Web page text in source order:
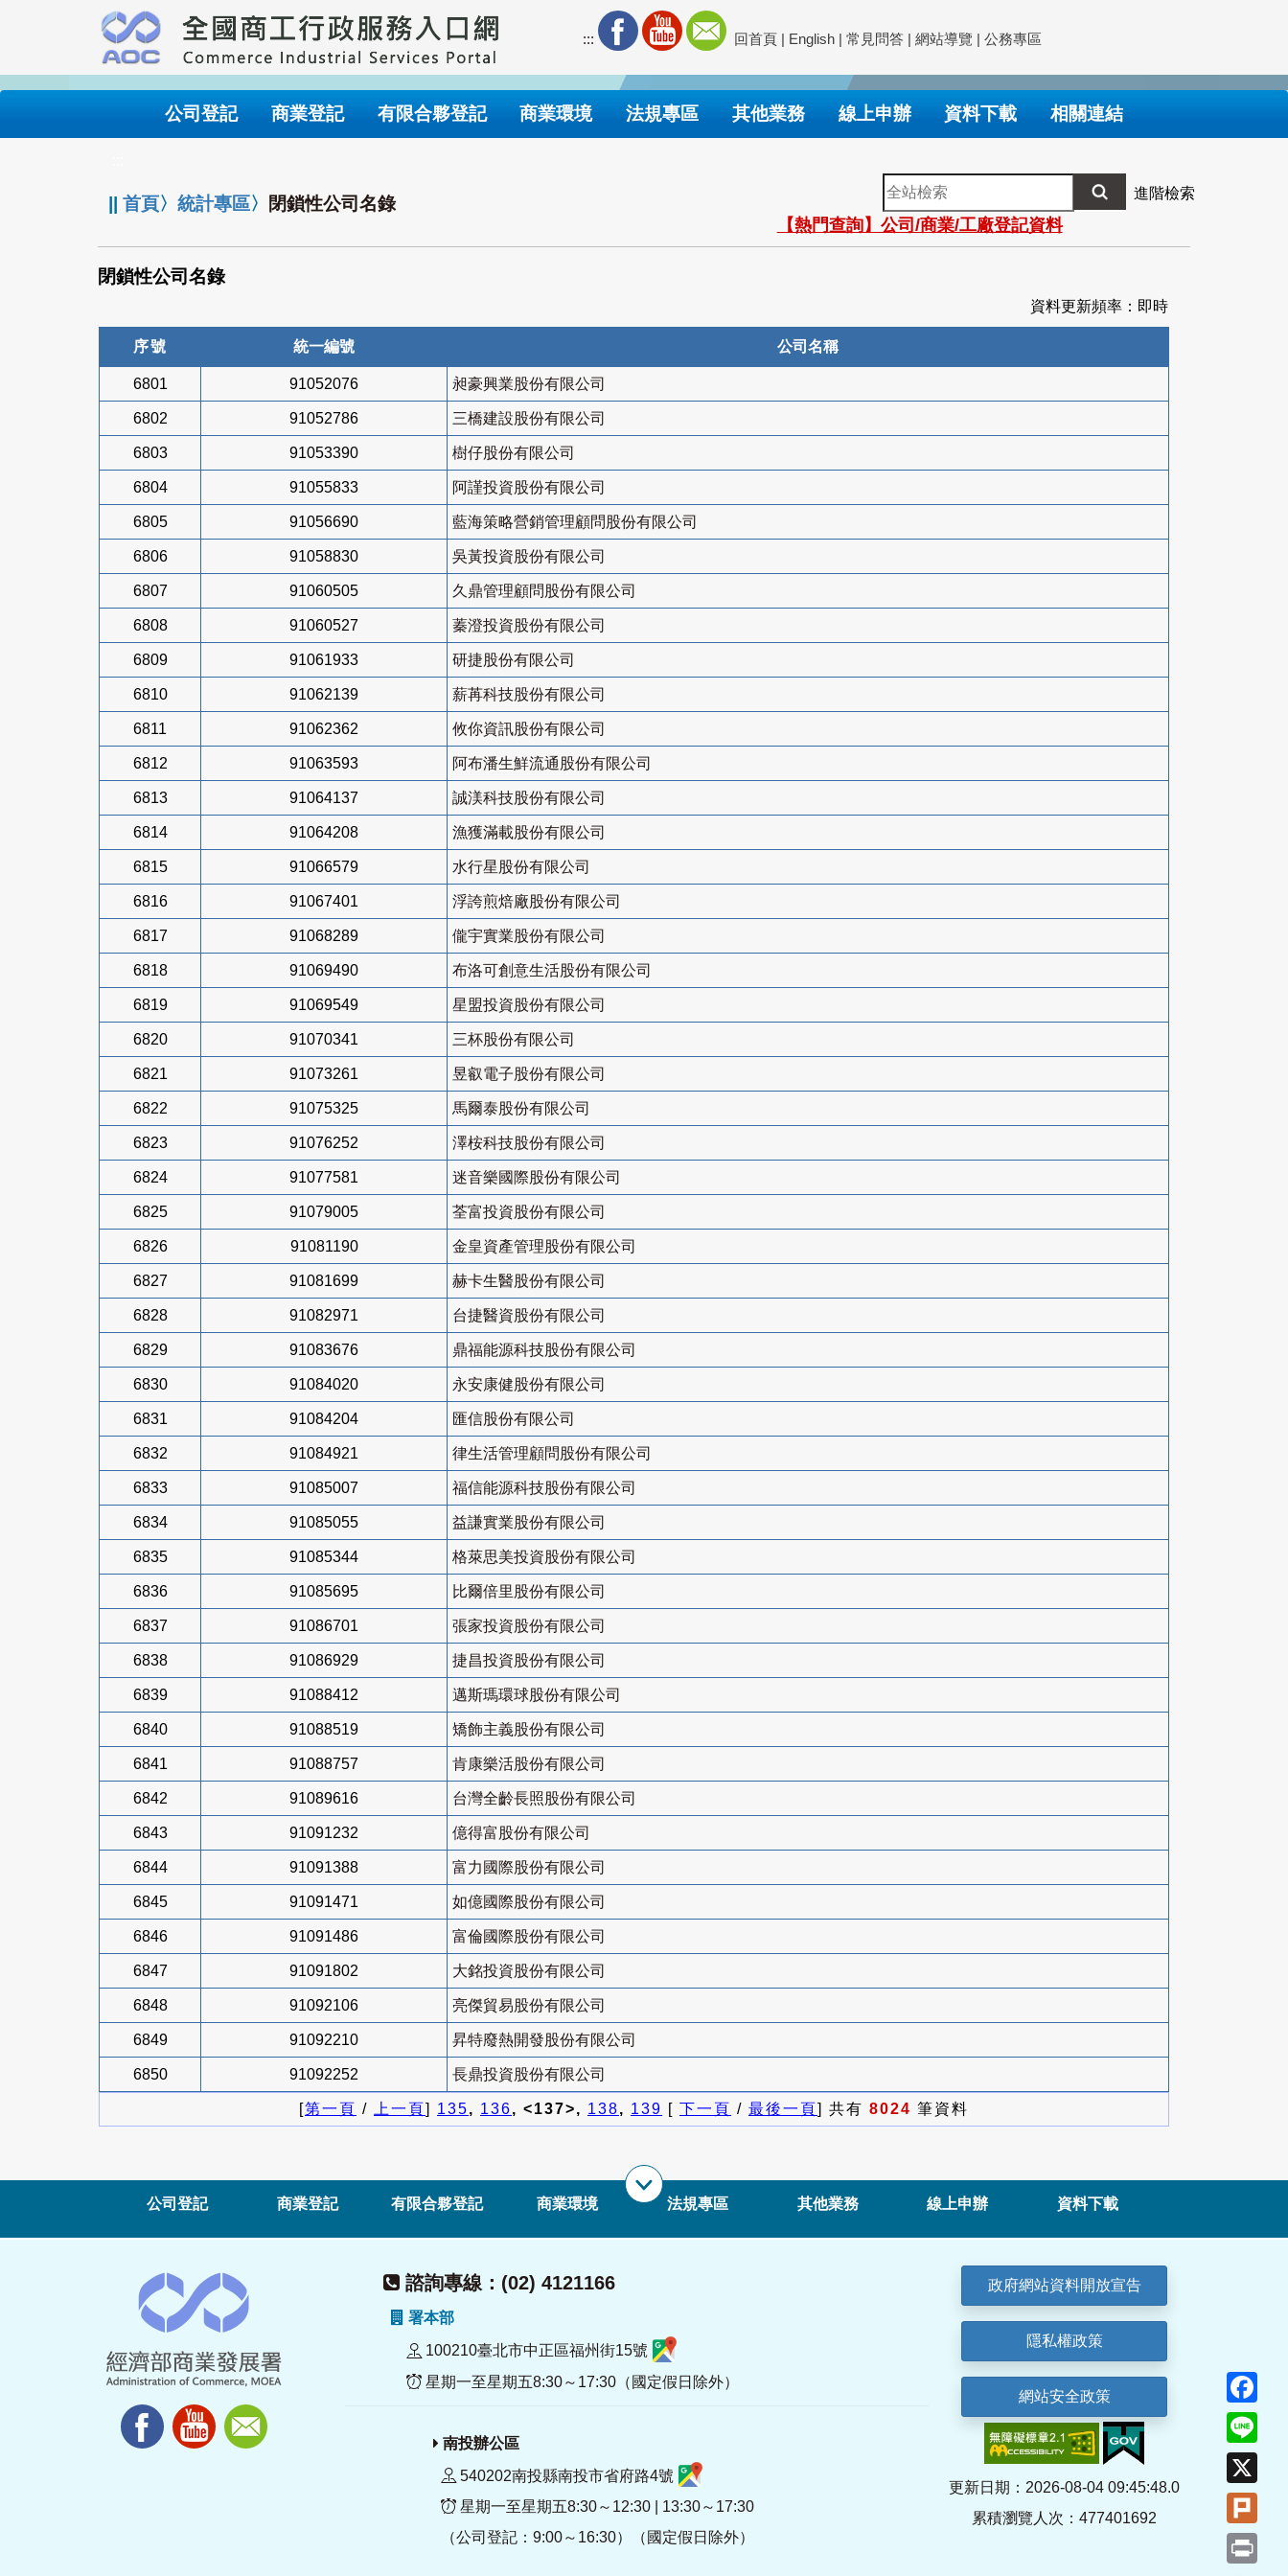
要
內
::: 回首頁 | English | 常見問答 | 網站導覽 | 公務專區
公司登記 商業登記 有限合夥登記 商業環境 法規專區 其他業務 線上申辦 資料下載 相關連結
||首頁〉統計專區〉 閉鎖性公司名錄
全
站
檢
索
進階檢索
【熱門查詢】公司/商業/工廠登記資料
閉鎖性公司名錄
資料更新頻率：即時
序號 統一編號 公司名稱
6801 91052076 昶豪興業股份有限公司
6802 91052786 三橋建設股份有限公司
6803 91053390 樹仔股份有限公司
6804 91055833 阿謹投資股份有限公司
6805 91056690 藍海策略營銷管理顧問股份有限公司
6806 91058830 吳黃投資股份有限公司
6807 91060505 久鼎管理顧問股份有限公司
6808 91060527 蓁澄投資股份有限公司
6809 91061933 研捷股份有限公司
6810 91062139 薪苒科技股份有限公司
6811 91062362 攸你資訊股份有限公司
6812 91063593 阿布潘生鮮流通股份有限公司
6813 91064137 誠渼科技股份有限公司
6814 91064208 漁獲滿載股份有限公司
6815 91066579 水行星股份有限公司
6816 91067401 浮誇煎焙廠股份有限公司
6817 91068289 儱宇實業股份有限公司
6818 91069490 布洛可創意生活股份有限公司
6819 91069549 星盟投資股份有限公司
6820 91070341 三杯股份有限公司
6821 91073261 昱叡電子股份有限公司
6822 91075325 馬爾泰股份有限公司
6823 91076252 澤桉科技股份有限公司
6824 91077581 迷音樂國際股份有限公司
6825 91079005 荃富投資股份有限公司
6826 91081190 金皇資產管理股份有限公司
6827 91081699 赫卡生醫股份有限公司
6828 91082971 台捷醫資股份有限公司
6829 91083676 鼎福能源科技股份有限公司
6830 91084020 永安康健股份有限公司
6831 91084204 匯信股份有限公司
6832 91084921 律生活管理顧問股份有限公司
6833 91085007 福信能源科技股份有限公司
6834 91085055 益謙實業股份有限公司
6835 91085344 格萊思美投資股份有限公司
6836 91085695 比爾倍里股份有限公司
6837 91086701 張家投資股份有限公司
6838 91086929 捷昌投資股份有限公司
6839 91088412 邁斯瑪環球股份有限公司
6840 91088519 矯飾主義股份有限公司
6841 91088757 肯康樂活股份有限公司
6842 91089616 台灣全齡長照股份有限公司
6843 91091232 億得富股份有限公司
6844 91091388 富力國際股份有限公司
6845 91091471 如億國際股份有限公司
6846 91091486 富倫國際股份有限公司
6847 91091802 大銘投資股份有限公司
6848 91092106 亮傑貿易股份有限公司
6849 91092210 昇特廢熱開發股份有限公司
6850 91092252 長鼎投資股份有限公司
[第一頁 / 上一頁] 135, 136, <137>, 138, 139 [ 下一頁 / 最後一頁] 共有 8024 筆資料
公司登記 商業登記 有限合夥登記 商業環境 法規專區 其他業務 線上申辦 資料下載
諮詢專線：(02) 4121166
署本部
100210臺北市中正區福州街15號
星期一至星期五8:30～17:30（國定假日除外）
南投辦公區
540202南投縣南投市省府路4號
星期一至星期五8:30～12:30 | 13:30～17:30
（公司登記：9:00～16:30）（國定假日除外）
政府網站資料開放宣告
隱私權政策
網站安全政策
更新日期：2026-08-04 09:45:48.0
累積瀏覽人次：477401692